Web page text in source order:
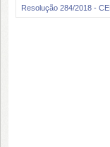
Resolução 284/2018 -